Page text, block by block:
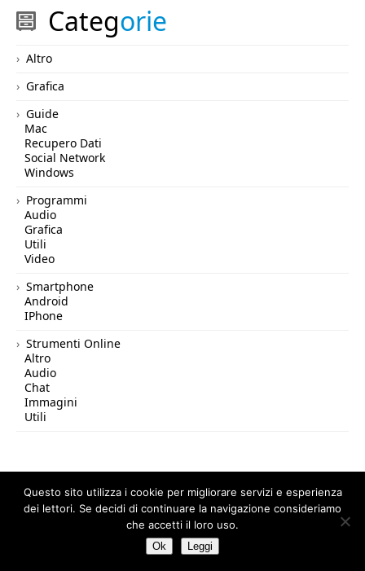
Categorie
Altro
Grafica
Guide
Mac
Recupero Dati
Social Network
Windows
Programmi
Audio
Grafica
Utili
Video
Smartphone
Android
IPhone
Strumenti Online
Altro
Audio
Chat
Immagini
Utili
© 2026 Tutto in Rete — All Rights Reserved.
Questo sito utilizza i cookie per migliorare servizi e esperienza
dei lettori. Se decidi di continuare la navigazione consideriamo
che accetti il loro uso.
Ok Leggi